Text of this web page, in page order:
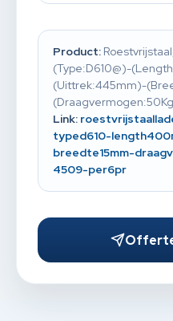
Product:
(Type:D610@)-
(Uittrek:445mm)-
Link:
typed610-
breedte15mm-
4509-per6pr